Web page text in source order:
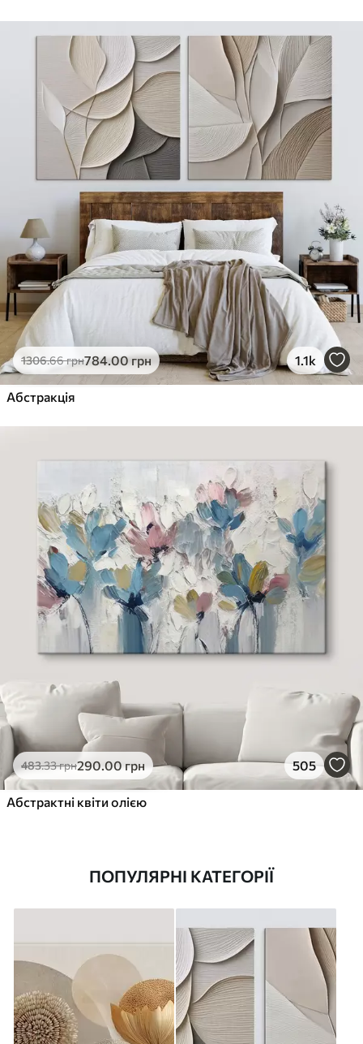
1306.66грн784.00грн 1.1k
Абстракція
483.33грн290.00грн 505
Абстрактні квіти олією
ПОПУЛЯРНІ КАТЕГОРІЇ